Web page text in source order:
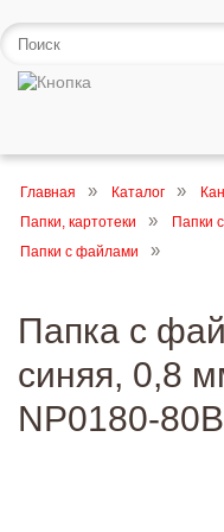
Главная Каталог
Папки, картотеки
Папки
Папки с файлами
Папка с
синяя, 0,8
NP0180-80B